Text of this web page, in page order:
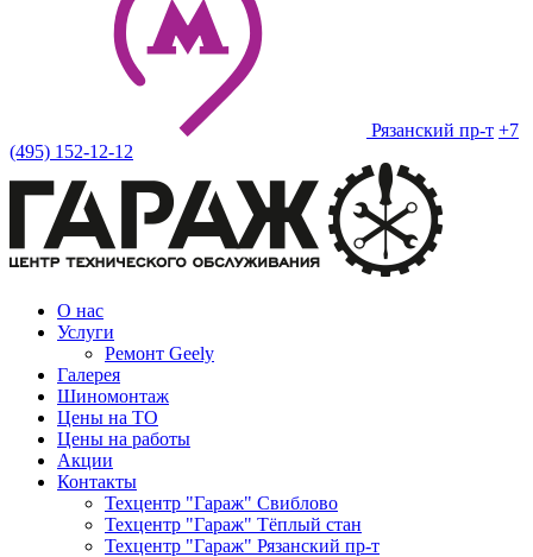
Рязанский пр-т +7
(495) 152-12-12
О нас
Услуги
Ремонт Geely
Галерея
Шиномонтаж
Цены на ТО
Цены на работы
Акции
Контакты
Техцентр "Гараж" Свиблово
Техцентр "Гараж" Тёплый стан
Техцентр "Гараж" Рязанский пр-т